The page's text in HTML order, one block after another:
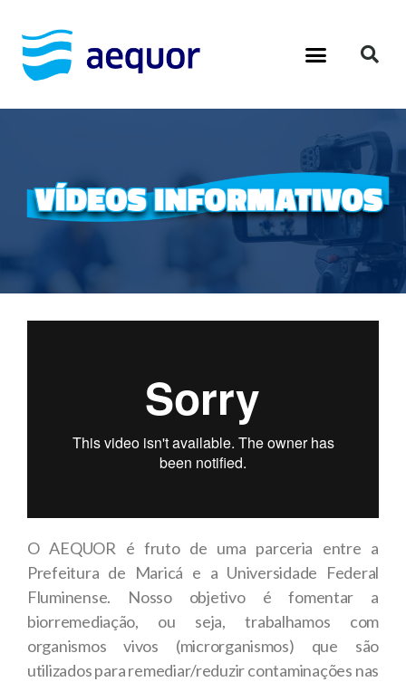
O AEQUOR é fruto de uma parceria entre a
Prefeitura de Maricá e a Universidade Federal
Fluminense. Nosso objetivo é fomentar a
biorremediação, ou seja, trabalhamos com
organismos vivos (microrganismos) que são
utilizados para remediar/reduzir contaminações nas